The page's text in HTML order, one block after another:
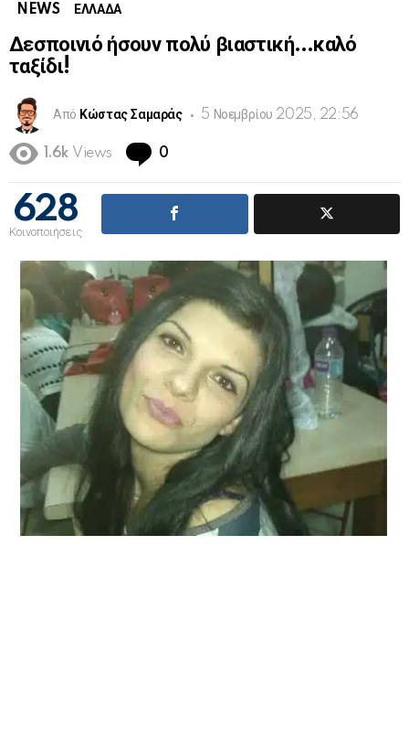
NEWS ΕΛΛΑΔΑ
Δεσποινιό ήσουν πολύ βιαστική…καλό
ταξίδι!
Από Κώστας Σαμαράς 5 Νοεμβρίου 2025, 22:56
1.6k Views 0
628
Κοινοποιήσεις